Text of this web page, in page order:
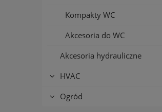
Kompakty WC
Akcesoria do WC
Akcesoria hydrauliczne
HVAC
Ogród